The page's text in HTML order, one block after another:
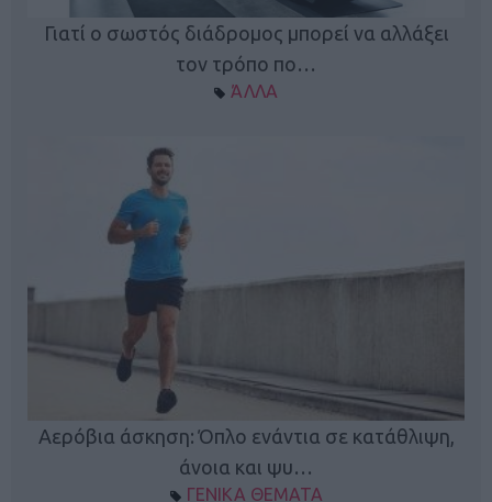
Γιατί ο σωστός διάδρομος μπορεί να αλλάξει
τον τρόπο πο…
ΆΛΛΑ
Αερόβια άσκηση: Όπλο ενάντια σε κατάθλιψη,
άνοια και ψυ…
ΓΕΝΙΚΑ ΘΕΜΑΤΑ